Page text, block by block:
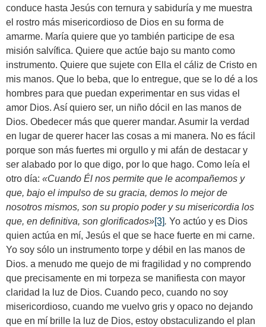
conduce hasta Jesús con ternura y sabiduría y me muestra
el rostro más misericordioso de Dios en su forma de
amarme. María quiere que yo también participe de esa
misión salvífica. Quiere que actúe bajo su manto como
instrumento. Quiere que sujete con Ella el cáliz de Cristo en
mis manos. Que lo beba, que lo entregue, que se lo dé a los
hombres para que puedan experimentar en sus vidas el
amor Dios. Así quiero ser, un niño dócil en las manos de
Dios. Obedecer más que querer mandar. Asumir la verdad
en lugar de querer hacer las cosas a mi manera. No es fácil
porque son más fuertes mi orgullo y mi afán de destacar y
ser alabado por lo que digo, por lo que hago. Como leía el
otro día: «Cuando Él nos permite que le acompañemos y
que, bajo el impulso de su gracia, demos lo mejor de
nosotros mismos, son su propio poder y su misericordia los
que, en definitiva, son glorificados»[3]. Yo actúo y es Dios
quien actúa en mí, Jesús el que se hace fuerte en mi carne.
Yo soy sólo un instrumento torpe y débil en las manos de
Dios. a menudo me quejo de mi fragilidad y no comprendo
que precisamente en mi torpeza se manifiesta con mayor
claridad la luz de Dios. Cuando peco, cuando no soy
misericordioso, cuando me vuelvo gris y opaco no dejando
que en mí brille la luz de Dios, estoy obstaculizando el plan